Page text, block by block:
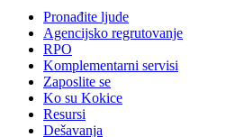
Pronađite ljude
Agencijsko regrutovanje
RPO
Komplementarni servisi
Zaposlite se
Ko su Kokice
Resursi
Dešavanja